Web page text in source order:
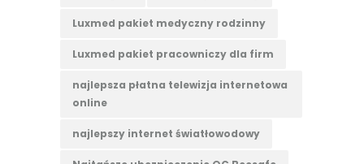
Luxmed pakiet medyczny rodzinny
Luxmed pakiet pracowniczy dla firm
najlepsza płatna telewizja internetowa
online
najlepszy internet światłowodowy